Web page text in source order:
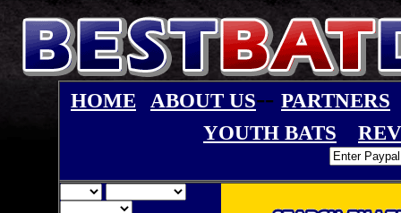
HOME ABOUT US-- PARTNERS
YOUTH BATS